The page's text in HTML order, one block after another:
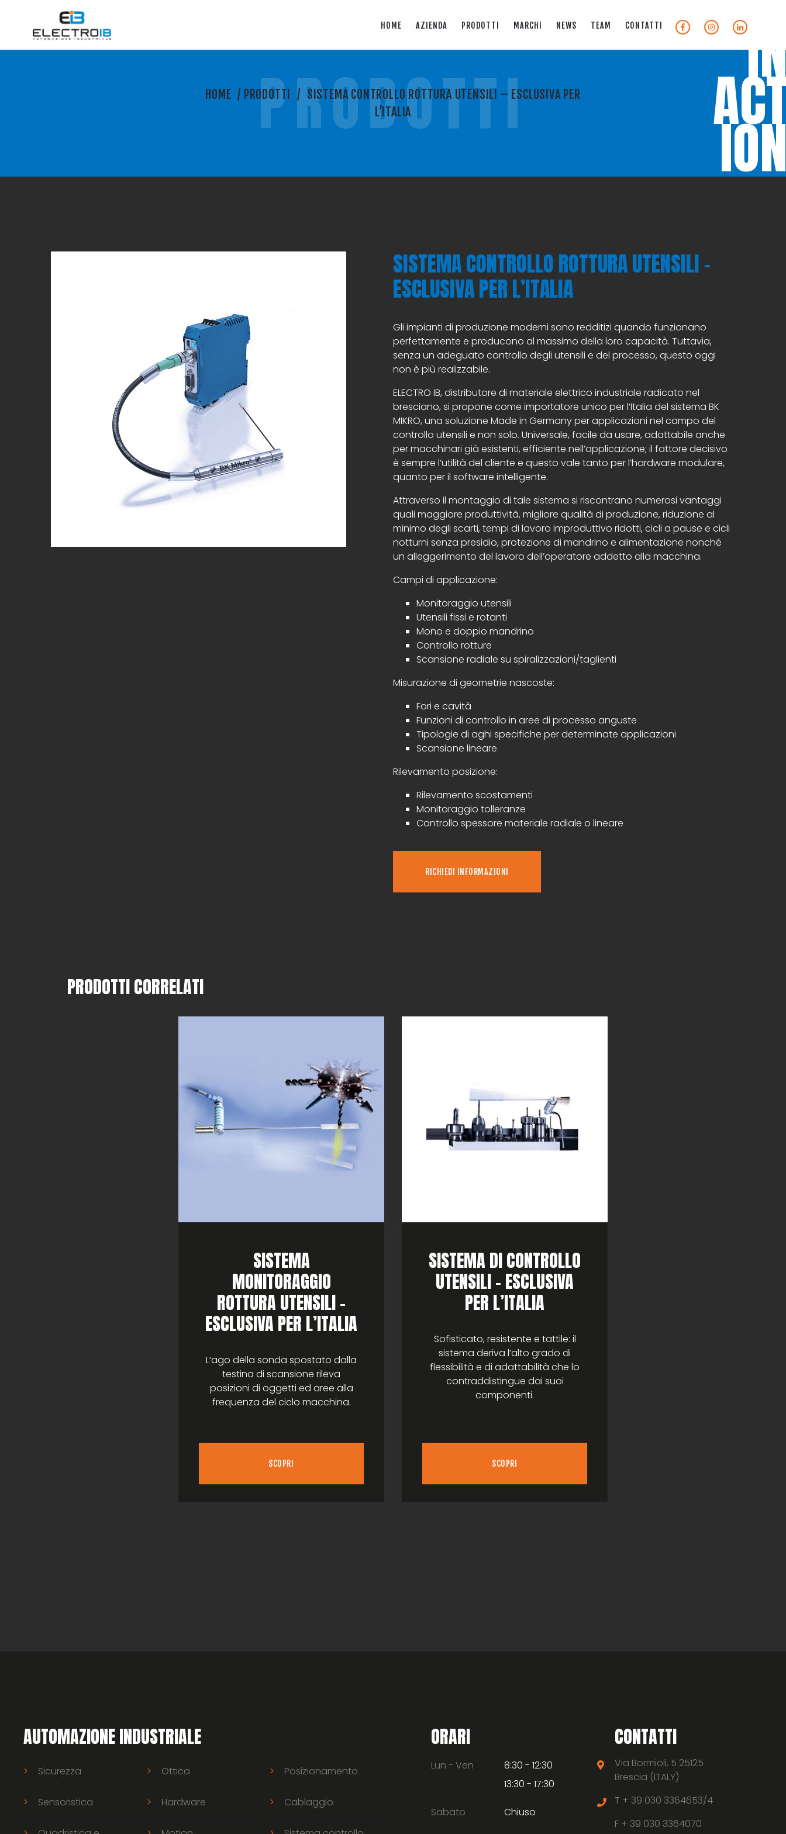
HOME AZIENDA PRODOTTI MARCHI NEWS TEAM CONTATTI
PRODOTTI
HOME / PRODOTTI / SISTEMA CONTROLLO ROTTURA UTENSILI – ESCLUSIVA PER
L’ITALIA
SISTEMA CONTROLLO ROTTURA UTENSILI –
ESCLUSIVA PER L’ITALIA
Gli impianti di produzione moderni sono redditizi quando funzionano
perfettamente e producono al massimo della loro capacità. Tuttavia,
senza un adeguato controllo degli utensili e del processo, questo oggi
non è più realizzabile.
ELECTRO IB, distributore di materiale elettrico industriale radicato nel
bresciano, si propone come importatore unico per l’Italia del sistema BK
MIKRO, una soluzione Made in Germany per applicazioni nel campo del
controllo utensili e non solo. Universale, facile da usare, adattabile anche
per macchinari già esistenti, efficiente nell’applicazione; il fattore decisivo
è sempre l’utilità del cliente e questo vale tanto per l’hardware modulare,
quanto per il software intelligente.
Attraverso il montaggio di tale sistema si riscontrano numerosi vantaggi
quali maggiore produttività, migliore qualità di produzione, riduzione al
minimo degli scarti, tempi di lavoro improduttivo ridotti, cicli a pause e cicli
notturni senza presidio, protezione di mandrino e alimentazione nonché
un alleggerimento del lavoro dell’operatore addetto alla macchina.
Campi di applicazione:
Monitoraggio utensili
Utensili fissi e rotanti
Mono e doppio mandrino
Controllo rotture
Scansione radiale su spiralizzazioni/taglienti
Misurazione di geometrie nascoste:
Fori e cavità
Funzioni di controllo in aree di processo anguste
Tipologie di aghi specifiche per determinate applicazioni
Scansione lineare
Rilevamento posizione:
Rilevamento scostamenti
Monitoraggio tolleranze
Controllo spessore materiale radiale o lineare
RICHIEDI INFORMAZIONI
PRODOTTI CORRELATI
SISTEMA
MONITORAGGIO
ROTTURA UTENSILI –
ESCLUSIVA PER L’ITALIA
L’ago della sonda spostato dalla
testina di scansione rileva
posizioni di oggetti ed aree alla
frequenza del ciclo macchina.
SCOPRI
SISTEMA DI CONTROLLO
UTENSILI – ESCLUSIVA
PER L’ITALIA
Sofisticato, resistente e tattile: il
sistema deriva l’alto grado di
flessibilità e di adattabilità che lo
contraddistingue dai suoi
componenti.
SCOPRI
AUTOMAZIONE INDUSTRIALE
Sicurezza Ottica Posizionamento
Sensoristica Hardware Cablaggio
ORARI
Lun - Ven
8:30 - 12:30
13:30 - 17:30
Sabato Chiuso
CONTATTI
Via Bormioli, 5 25125
Brescia (ITALY)
T + 39 030 3364653/4
F + 39 030 3364070